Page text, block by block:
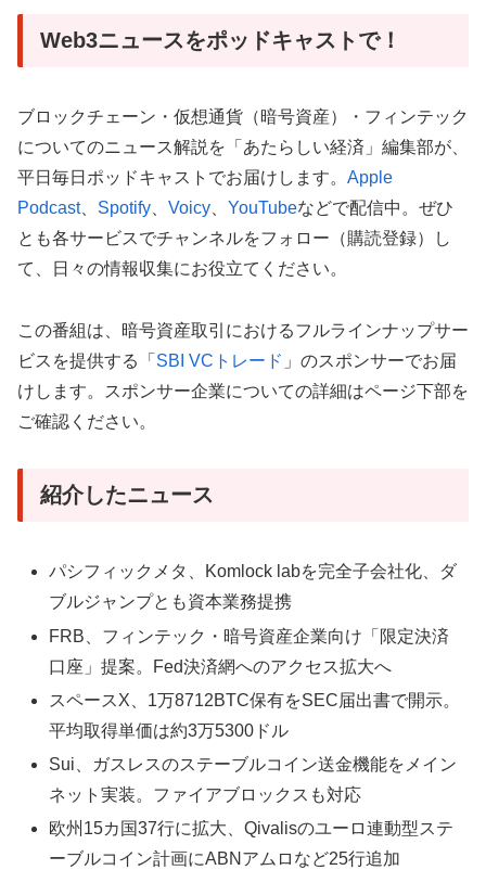
Web3ニュースをポッドキャストで！
ブロックチェーン・仮想通貨（暗号資産）・フィンテック
についてのニュース解説を「あたらしい経済」編集部が、
平日毎日ポッドキャストでお届けします。 Apple
Podcast、 Spotify、 Voicy、 YouTubeなどで配信中。ぜひ
とも各サービスでチャンネルをフォロー（購読登録）し
て、日々の情報収集にお役立てください。
この番組は、 暗号資産取引におけるフルラインナップサー
ビスを提供する「 SBI VCトレード 」のスポンサーでお届
けします。
スポンサー企業についての詳細はページ下部を
ご確認ください。
紹介したニュース
パシフィックメタ、Komlock labを完全子会社化、ダ
ブルジャンプとも資本業務提携
FRB、フィンテック・暗号資産企業向け「限定決済
口座」提案。Fed決済網へのアクセス拡大へ
スペースX、1万8712BTC保有をSEC届出書で開示。
平均取得単価は約3万5300ドル
Sui、ガスレスのステーブルコイン送金機能をメイン
ネット実装。ファイアブロックスも対応
欧州15カ国37行に拡大、Qivalisのユーロ連動型ステ
ーブルコイン計画にABNアムロなど25行追加